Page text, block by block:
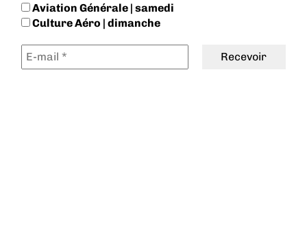
Aviation Générale | samedi
Culture Aéro | dimanche